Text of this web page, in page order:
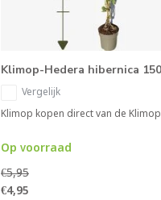
Klimop-Hedera hibernica
Vergelijk
Klimop kopen direct van de
Op voorraad
€5,95
€4,95